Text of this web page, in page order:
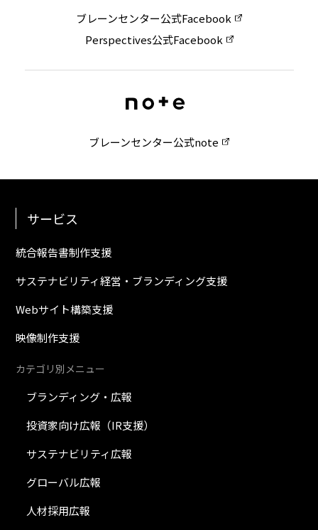
ブレーンセンター公式Facebook
Perspectives公式Facebook
ブレーンセンター公式note
サービス
統合報告書制作支援
サステナビリティ経営・ブランディング支援
Webサイト構築支援
映像制作支援
カテゴリ別メニュー
ブランディング・広報
投資家向け広報（IR支援）
サステナビリティ広報
グローバル広報
人材採用広報